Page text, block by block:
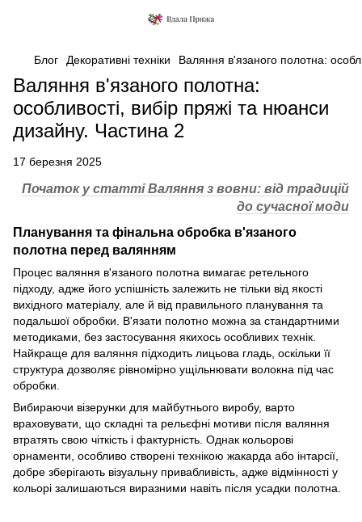
Блог Декоративні техніки Валяння в'язаного полотна:
Валяння в'язаного полотна:
особливості, вибір пряжі та нюанси
дизайну. Частина 2
17 березня 2025
Початок у статті Валяння з вовни: від традицій
до сучасної моди
Планування та фінальна обробка в'язаного
полотна перед валянням
Процес валяння в'язаного полотна вимагає ретельного
підходу, адже його успішність залежить не тільки від якості
вихідного матеріалу, але й від правильного планування та
подальшої обробки. В'язати полотно можна за стандартними
методиками, без застосування якихось особливих технік.
Найкраще для валяння підходить лицьова гладь, оскільки її
структура дозволяє рівномірно ущільнювати волокна під час
обробки.
Вибираючи візерунки для майбутнього виробу, варто
враховувати, що складні та рельєфні мотиви після валяння
втратять свою чіткість і фактурність. Однак кольорові
орнаменти, особливо створені технікою жакарда або інтарсії,
добре зберігають візуальну привабливість, адже відмінності у
кольорі залишаються виразними навіть після усадки полотна.